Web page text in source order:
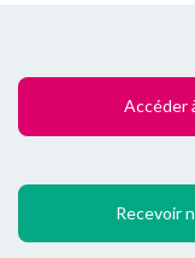
Accéder
Recevoir